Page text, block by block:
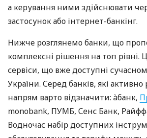
а керування ними здійснювати
застосунок або інтернет-банкінг.
Нижче розглянемо банки, що
комплексні рішення на топ рівні.
сервіси, що вже доступні
України. Серед банків, які
напрям варто відзначити: àбанк,
monobank, ПУМБ, Сенс Банк,
Водночас набір доступних